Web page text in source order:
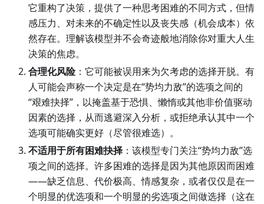
它重构了决策，提供了一种思考困难的不同方式，但情
感压力、对未来的不确定性以及丧失感（机会成本）依
然存在。理解该模型并不会奇迹般地消除你对重大人生
决策的焦虑。
合理化风险：它可能被误用来为欠考虑的选择开脱。有
人可能会声称一个决定是在“势均力敌”的选项之间的
“艰难抉择”，以掩盖基于恐惧、懒惰或其他非价值驱动
因素的选择，从而逃避深入分析，或拒绝承认其中一个
选项可能确实更好（尽管很难选）。
不适用于所有困难抉择 ：该模型专门关注“势均力敌”选
项之间的选择。许多困难的选择是因为其他原因而困难
——缺乏信息、代价极高、情感复杂，或者仅仅是在一
个明显的优选项和一个明显的劣选项之间做选择（这在